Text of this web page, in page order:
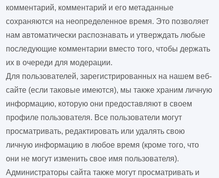
комментарий, комментарий и его метаданные
сохраняются на неопределенное время. Это позволяет
нам автоматически распознавать и утверждать любые
последующие комментарии вместо того, чтобы держать
их в очереди для модерации.
Для пользователей, зарегистрированных на нашем веб-
сайте (если таковые имеются), мы также храним личную
информацию, которую они предоставляют в своем
профиле пользователя. Все пользователи могут
просматривать, редактировать или удалять свою
личную информацию в любое время (кроме того, что
они не могут изменить свое имя пользователя).
Администраторы сайта также могут просматривать и